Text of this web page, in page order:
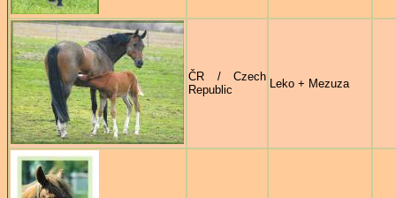
ČR / Czech
Republic
Leko + Mezuza